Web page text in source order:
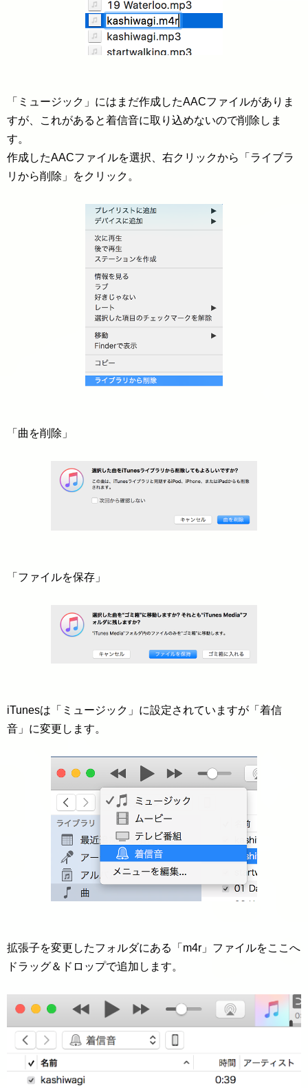
「ミュージック」にはまだ作成したAACファイルがありま
すが、これがあると着信音に取り込めないので削除しま
す。
作成したAACファイルを選択、右クリックから「ライブラ
リから削除」をクリック。
「曲を削除」
「ファイルを保存」
iTunesは「ミュージック」に設定されていますが「着信
音」に変更します。
拡張子を変更したフォルダにある「m4r」ファイルをここへ
ドラッグ＆ドロップで追加します。